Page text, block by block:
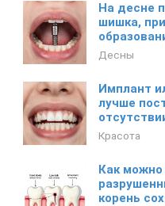
На десне
шишка,
Десны
Имплант
лучше
Красота
Как можно
корень